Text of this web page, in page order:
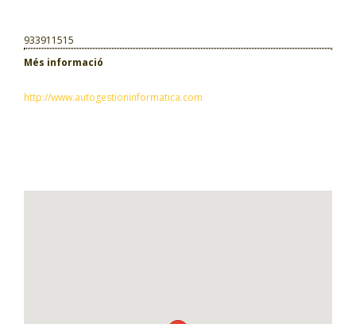
933911515
Més informació
http://www.autogestioninformatica.com